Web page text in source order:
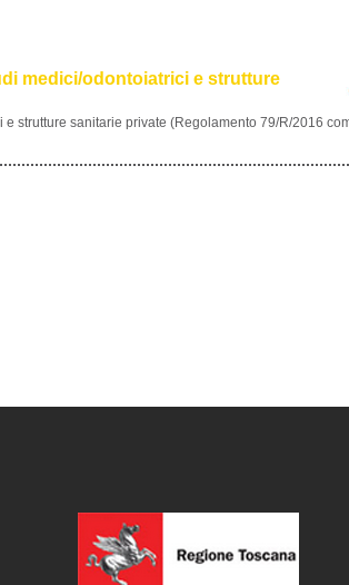
medici/odontoiatrici e strutture
strutture sanitarie private (Regolamento 79/R/2016